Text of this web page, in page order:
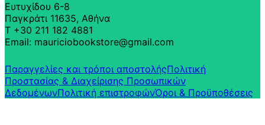
Ευτυχίδου 6-8
Παγκράτι 11635, Αθήνα
T +30 211 182 4881
Email: mauriciobookstore@gmail.com
Παραγγελίες και τρόποι αποστολήςΠολιτική
Προστασίας & Διαχείρισης Προσωπικών
ΔεδομένωνΠολιτική επιστροφών​Όροι & Προϋποθέσεις​